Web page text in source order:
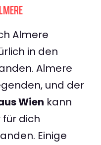
Almere
in den
Almere
und der
Wien kann
dich
Einige